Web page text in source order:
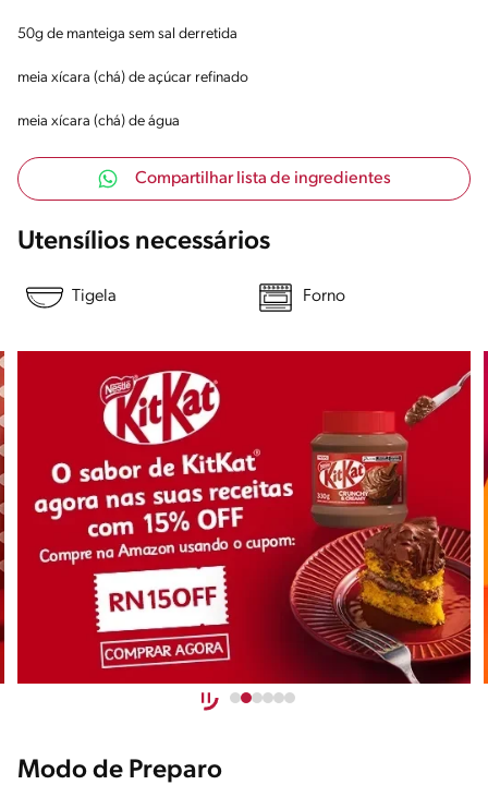
50g de manteiga sem sal derretida
meia xícara (chá) de açúcar refinado
meia xícara (chá) de água
Compartilhar lista de ingredientes
Utensílios necessários
Tigela Forno
Modo de Preparo